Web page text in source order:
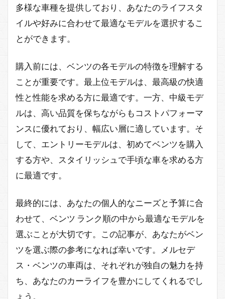
多様な車種を提供しており、あなたのライフスタ
イルや好みに合わせて最適なモデルを選択するこ
とができます。
購入前には、ベンツの各モデルの特徴を理解する
ことが重要です。最上位モデルは、最高級の快適
性と性能を求める方に最適です。一方、中級モデ
ルは、高い品質を保ちながらもコストパフォーマ
ンスに優れており、幅広い層に適しています。そ
して、エントリーモデルは、初めてベンツを購入
する方や、スタイリッシュで手頃な車を求める方
に最適です。
最終的には、あなたの個人的なニーズと予算に合
わせて、ベンツ ランク順の中から最適なモデルを
選ぶことが大切です。この記事が、あなたがベン
ツを選ぶ際の参考になれば幸いです。メルセデ
ス・ベンツの車両は、それぞれが独自の魅力を持
ち、あなたのカーライフを豊かにしてくれるでし
ょう。